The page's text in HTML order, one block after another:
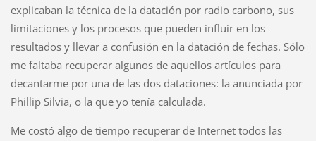
explicaban la técnica de la datación por radio carbono, sus
limitaciones y los procesos que pueden influir en los
resultados y llevar a confusión en la datación de fechas. Sólo
me faltaba recuperar algunos de aquellos artículos para
decantarme por una de las dos dataciones: la anunciada por
Phillip Silvia, o la que yo tenía calculada.
Me costó algo de tiempo recuperar de Internet todos las